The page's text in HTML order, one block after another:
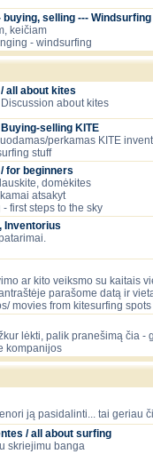
buying, selling --- Windsurfing
keičiam
- windsurfing
all about kites
about kites
selling KITE
perkamas KITE
stuff
for beginners
domėkites
atsakyt
first steps to the sky
Inventorius
ar kito veiksmo su kaitais
parašome datą ir
movies from kitesurfing
lėkti, palik pranešimą čia -
kompanijos
ją pasidalinti... tai geriau
/ all about surfing
skriejimu banga